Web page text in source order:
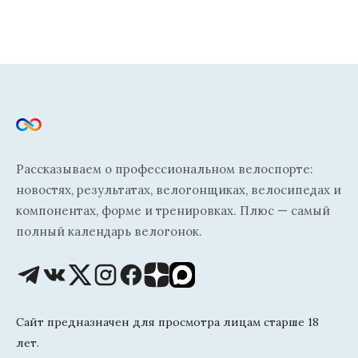
Рассказываем о профессиональном велоспорте:
новостях, результатах, велогонщиках, велосипедах и
компонентах, форме и тренировках. Плюс — самый
полный календарь велогонок.
Сайт предназначен для просмотра лицам старше 18
лет.